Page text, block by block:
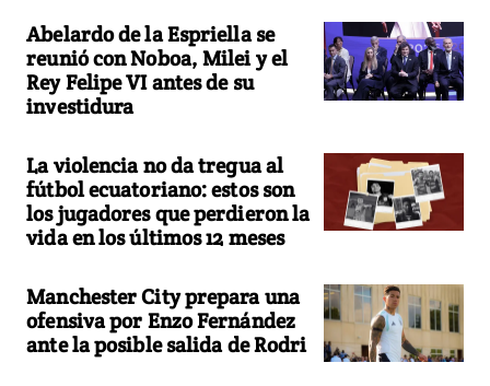
Abelardo de la Espriella se
reunió con Noboa, Milei y el
Rey Felipe VI antes de su
investidura
La violencia no da tregua al
fútbol ecuatoriano: estos son
los jugadores que perdieron la
vida en los últimos 12 meses
Manchester City prepara una
ofensiva por Enzo Fernández
ante la posible salida de Rodri